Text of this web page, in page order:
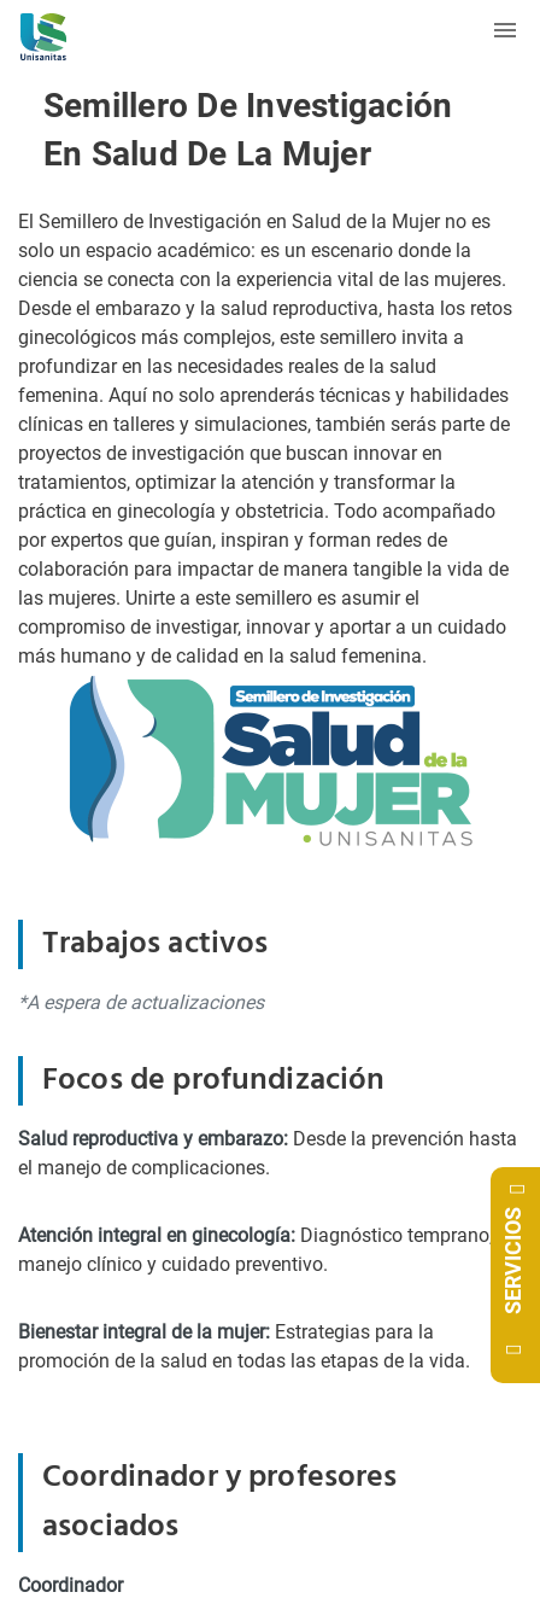
Semillero De Investigación
En Salud De La Mujer
El Semillero de Investigación en Salud de la Mujer no es
solo un espacio académico: es un escenario donde la
ciencia se conecta con la experiencia vital de las mujeres.
Desde el embarazo y la salud reproductiva, hasta los retos
ginecológicos más complejos, este semillero invita a
profundizar en las necesidades reales de la salud
femenina. Aquí no solo aprenderás técnicas y habilidades
clínicas en talleres y simulaciones, también serás parte de
proyectos de investigación que buscan innovar en
tratamientos, optimizar la atención y transformar la
práctica en ginecología y obstetricia. Todo acompañado
por expertos que guían, inspiran y forman redes de
colaboración para impactar de manera tangible la vida de
las mujeres. Unirte a este semillero es asumir el
compromiso de investigar, innovar y aportar a un cuidado
más humano y de calidad en la salud femenina.
Trabajos activos
*A espera de actualizaciones
Focos de profundización
Salud reproductiva y embarazo: Desde la prevención hasta
el manejo de complicaciones.
Atención integral en ginecología: Diagnóstico temprano,
manejo clínico y cuidado preventivo.
Bienestar integral de la mujer: Estrategias para la
promoción de la salud en todas las etapas de la vida.
Coordinador y profesores
asociados
Coordinador
SERVICIOS